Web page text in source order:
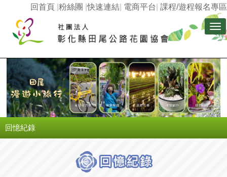
課程/遊程報名專區
電商平台
快速連結
粉絲團 |
回首頁
回憶紀錄